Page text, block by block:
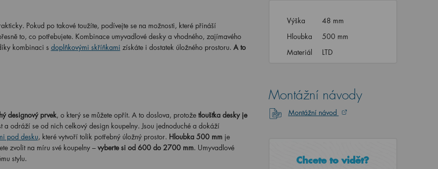
Pokud po takové toužíte, podívejte se na možnosti, které přináší
to, co potřebujete. Kombinace umyvadlové desky a vhodného, zajímavého
kombinaci s doplňkovými skříňkami získáte i dostatek úložného prostoru. A to
designový prvek, o který se můžete opřít. A to doslova, protože tloušťka desky je
odráží se od nich celkový design koupelny. Jsou jednoduché a dokáží
pod desku, které vytvoří tolik potřebný úložný prostor. Hloubka 500 mmje
zvolit na míru své koupelny – vyberte si od 600 do 2700 mm. Umyvadlové
stylu.
Výška
48 mm
Hloubka
500 mm
Materiál
LTD
Montážní návody
Montážní návod
Chcete to vidět?